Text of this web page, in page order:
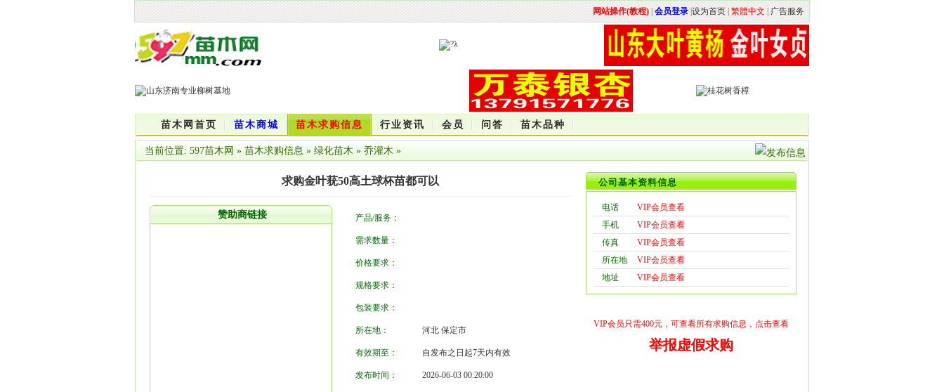
网站操作(教程)|会员登录 设为首页|繁體中文| 广告服务
苗木网首页 苗木商城 苗木求购信息 行业资讯 会员 问答 苗木品种
当前位置: 597苗木网 » 苗木求购信息 » 绿化苗木 » 乔灌木 »
求购金叶莸50高土球杯苗都可以
赞助商链接 产品/服务：
需求数量：
价格要求：
规格要求：
包装要求：
所在地： 河北 保定市
有效期至： 自发布之日起7天内有效
发布时间： 2026-06-03 00:20:00
公司基本资料信息
电话
VIP会员查看
手机
VIP会员查看
传真
VIP会员查看
所在地
VIP会员查看
地址
VIP会员查看
VIP会员只需400元，可查看所有求购信息，点击查看
举报虚假求购